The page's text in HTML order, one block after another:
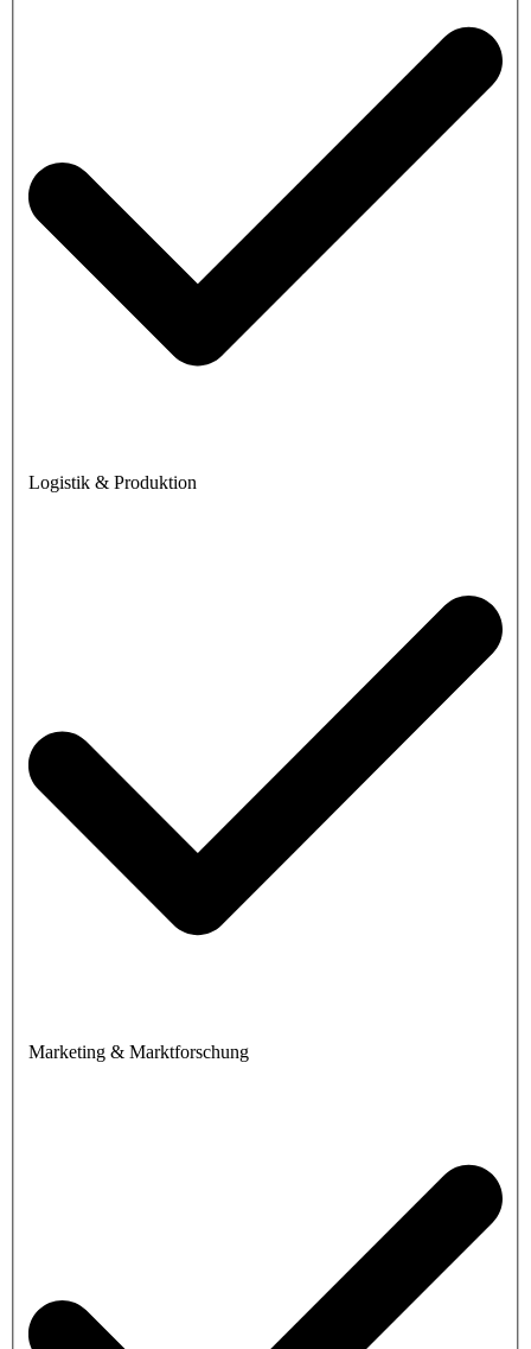
Logistik & Produktion
Marketing & Marktforschung